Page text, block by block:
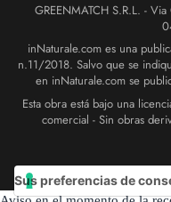
GREENMATCH S.R.L. -
inNaturale.com es una
n.11/2018. Salvo que se
en inNaturale.com se
Esta obra está bajo una
comercial - Sin obras
Sus preferencias de